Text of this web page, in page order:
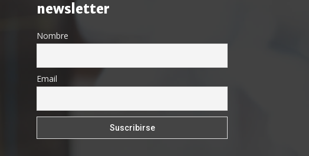
newsletter
Nombre
Email